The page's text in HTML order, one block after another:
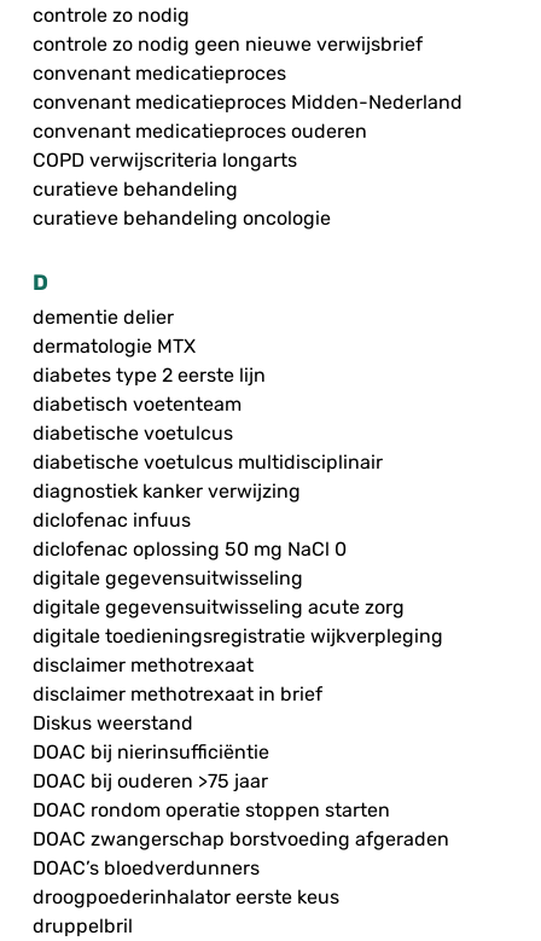
controle zo nodig
controle zo nodig geen nieuwe verwijsbrief
convenant medicatieproces
convenant medicatieproces Midden-Nederland
convenant medicatieproces ouderen
COPD verwijscriteria longarts
curatieve behandeling
curatieve behandeling oncologie
D
dementie delier
dermatologie MTX
diabetes type 2 eerste lijn
diabetisch voetenteam
diabetische voetulcus
diabetische voetulcus multidisciplinair
diagnostiek kanker verwijzing
diclofenac infuus
diclofenac oplossing 50 mg NaCl 0
digitale gegevensuitwisseling
digitale gegevensuitwisseling acute zorg
digitale toedieningsregistratie wijkverpleging
disclaimer methotrexaat
disclaimer methotrexaat in brief
Diskus weerstand
DOAC bij nierinsufficiëntie
DOAC bij ouderen >75 jaar
DOAC rondom operatie stoppen starten
DOAC zwangerschap borstvoeding afgeraden
DOAC’s bloedverdunners
droogpoederinhalator eerste keus
druppelbril